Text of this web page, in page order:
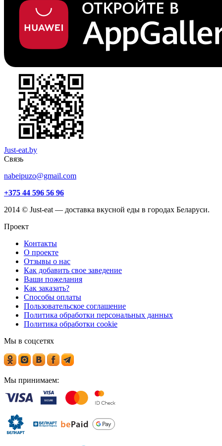
Just-eat.by
Связь
nabeipuzo@gmail.com
+375 44 596 56 96
2014 © Just-eat — доставка вкусной еды в городах Беларуси.
Проект
Контакты
О проекте
Отзывы о нас
Как добавить свое заведение
Ваши пожелания
Как заказать?
Способы оплаты
Пользовательское соглашение
Политика обработки персональных данных
Политика обработки cookie
Мы в соцсетях
Мы принимаем: